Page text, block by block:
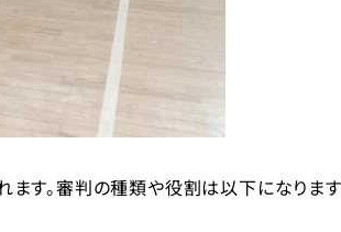
す。審判の種類や役割は以下になります